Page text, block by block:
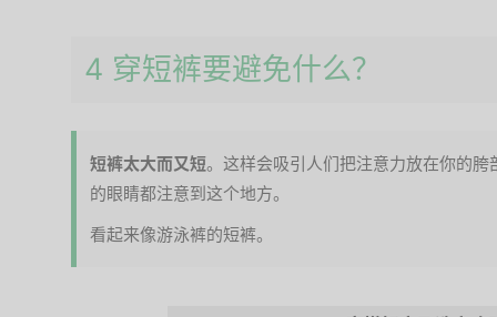
4 穿短裤要避免什么？
短裤太大而又短。这样会吸引人们把注意力放在你的
的眼睛都注意到这个地方。
看起来像游泳裤的短裤。